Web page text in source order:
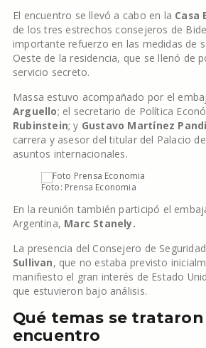
El encuentro se llevó a cabo en la Casa
de los tres estrechos consejeros de
importante refuerzo en las medidas de
Oeste de la residencia, que se llenó de
servicio secreto.
Massa estuvo acompañado por el
Arguello; el secretario de Política
Rubinstein; y Gustavo Martínez
carrera y asesor del titular del Palacio
asuntos internacionales.
Foto: Prensa Economia
En la reunión también participó el
Argentina, Marc Stanely.
La presencia del Consejero de
Sullivan, que no estaba previsto
manifiesto el gran interés de Estado
que estuvieron bajo análisis.
Qué temas se trataron
encuentro